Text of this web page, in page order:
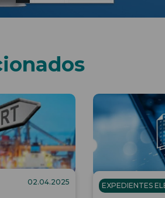
02.04.2025 EXPEDIENTES